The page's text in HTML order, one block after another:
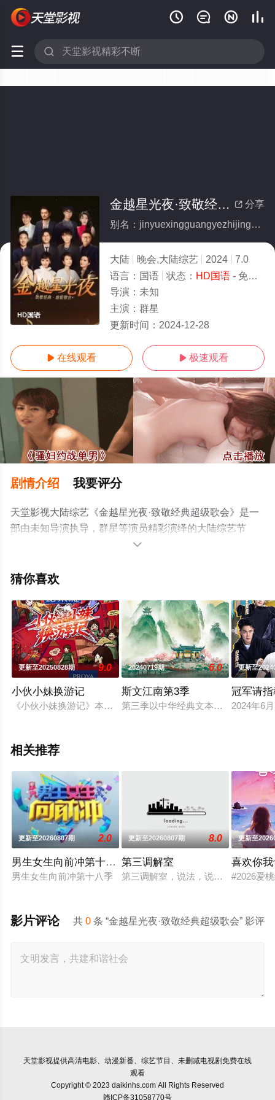
   
 
HD国语
 分享
金越星光夜·致敬经典超级歌会
别名：jinyuexingguangyezhijingjingdianchaojigehui
大陆 晚会,大陆综艺 2024
7.0
语言： 国语 状态： HD国语- 免费在线观看
导演： 未知
主演： 群星
更新时间： 2024-12-28
 在线观看  极速观看
剧情介绍 我要评分
天堂影视大陆综艺《金越星光夜·致敬经典超级歌会》是一
部由未知导演执导，群星等演员精彩演绎的大陆综艺节
目，手机免费观看高清无删减完整版综艺节目就上天堂电
等平台了解。

猜你喜欢
更新至20250828期 9.0
小伙小妹换游记
《小伙小妹换游记》本片将以“跨越山海·共情共生”为主题，让
20240719期 6.0
斯文江南第3季
第三季以中华经典文本为溯源，赓续
更新至
冠军请
2024年6
相关推荐
更新至20260807期 2.0
男生女生向前冲第十八季
男生女生向前冲第十八季
更新至20260807期 8.0
第三调解室
第三调解室，说法，说理，说亲情。
更新至
喜欢你
#2026爱
共0 条 “金越星光夜·致敬经典超级歌会” 影评
影片评论
天堂影视提供高清电影、动漫新番、综艺节目、未删减电视剧免费在线
观看
Copyright © 2023 daikinhs.com All Rights Reserved
赣ICP备31058770号